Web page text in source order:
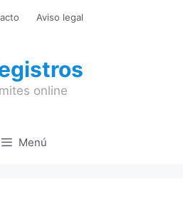
Aviso legal
online
Menú